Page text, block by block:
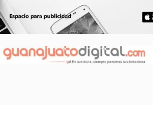
al
contenido